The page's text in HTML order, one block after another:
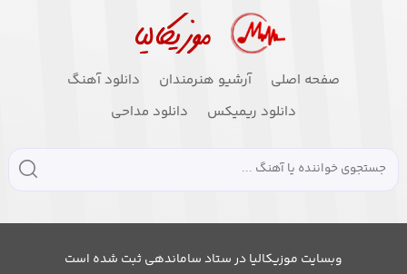
صفحه اصلی آرشیو هنرمندان
دانلود آهنگ
دانلود ریمیکس
دانلود مداحی
وبسایت موزیکالیا در ستاد ساماندهی ثبت شده است